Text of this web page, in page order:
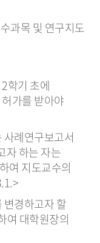
과목 및 연구지도
학기 초에
가를 받아야
례연구보고서
자 하는 자는
여 지도교수의
변경하고자 할
여 대학원장의